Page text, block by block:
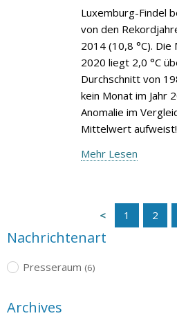
Luxemburg-Findel
von den
2014 (10,8 °C).
2020 liegt 2,0 °C
Durchschnitt von
kein Monat im Jahr
Anomalie im
Mittelwert aufweist!
Mehr Lesen
1 2
Nachrichtenart
Presseraum (6)
Archives